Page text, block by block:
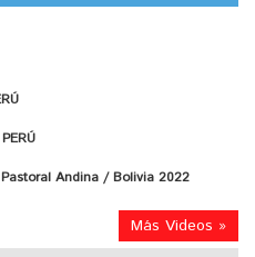
Andina / Bolivia 2022
Más Videos »